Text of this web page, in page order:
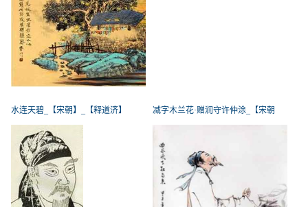
水连天碧_【宋朝】_【释道济】 减字木兰花·赠润守许仲涂_【宋朝